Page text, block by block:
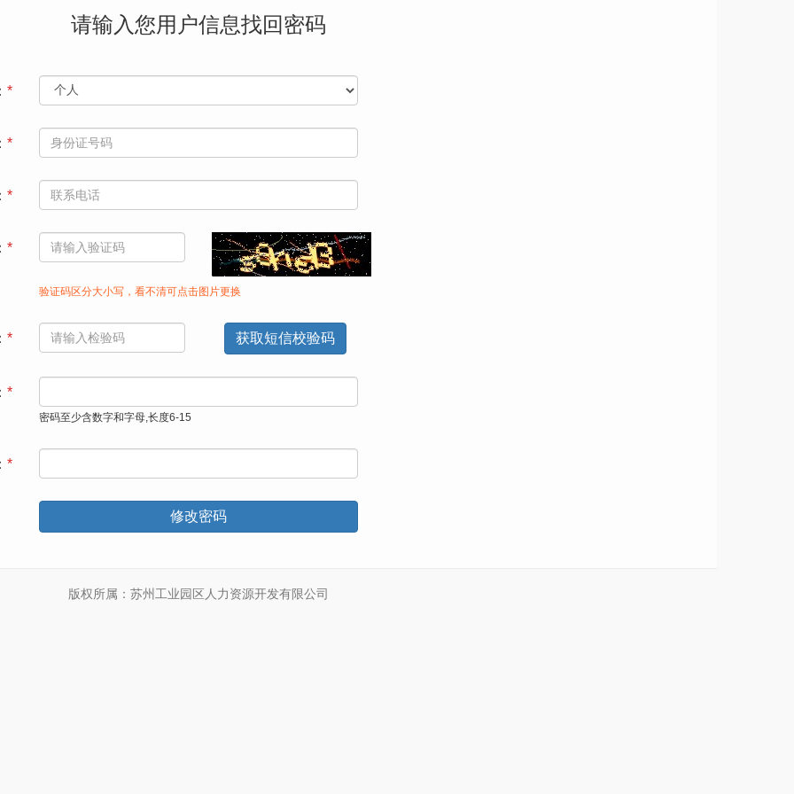
请输入您用户信息找回密码
*
*
*
*
验证码区分大小写，看不清可点击图片更换
* 获取短信校验码
*
密码至少含数字和字母,长度6-15
*
修改密码
版权所属：苏州工业园区人力资源开发有限公司